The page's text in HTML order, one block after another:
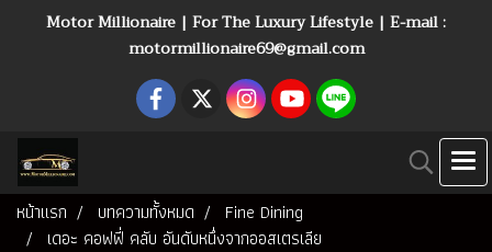
Motor Millionaire | For The Luxury Lifestyle | E-mail :
motormillionaire69@gmail.com
หน้าแรก บทความทั้งหมด
Fine Dining
เดอะ คอฟฟี่ คลับ อันดับหนึ่งจากออสเตรเลีย